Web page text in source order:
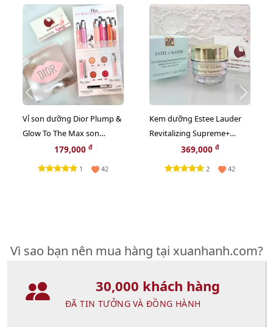
Vỉ son dưỡng Dior Plump &
Glow To The Max son
dưỡng ẩm tăng sắc cho
môi 2in1
179,000 đ
1 42
Kem dưỡng Estee Lauder
Revitalizing Supreme+
Bright trắng sáng da toàn
diện, 15ml
369,000 đ
2 42
Vì sao bạn nên mua hàng tại xuanhanh.com?
30,000 khách hàng
ĐÃ TIN TƯỞNG VÀ ĐỒNG HÀNH